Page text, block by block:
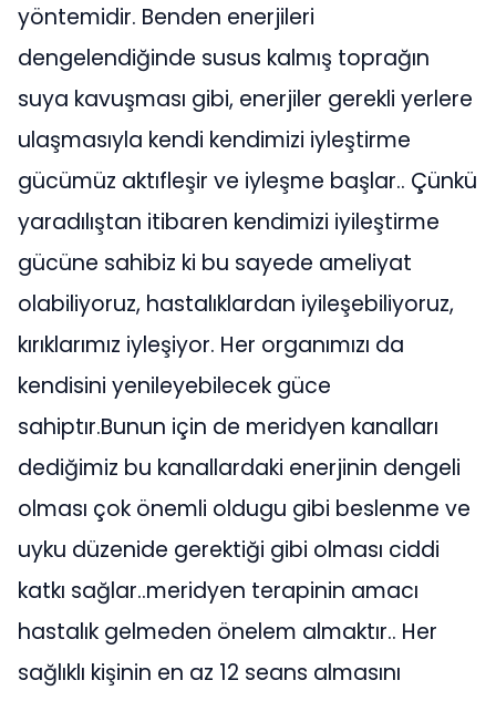
yöntemidir. Benden enerjileri
dengelendiğinde susus kalmış toprağın
suya kavuşması gibi, enerjiler gerekli yerlere
ulaşmasıyla kendi kendimizi iyleştirme
gücümüz aktıfleşir ve iyleşme başlar.. Çünkü
yaradılıştan itibaren kendimizi iyileştirme
gücüne sahibiz ki bu sayede ameliyat
olabiliyoruz, hastalıklardan iyileşebiliyoruz,
kırıklarımız iyleşiyor. Her organımızı da
kendisini yenileyebilecek güce
sahiptır.Bunun için de meridyen kanalları
dediğimiz bu kanallardaki enerjinin dengeli
olması çok önemli oldugu gibi beslenme ve
uyku düzenide gerektiği gibi olması ciddi
katkı sağlar..meridyen terapinin amacı
hastalık gelmeden önelem almaktır.. Her
sağlıklı kişinin en az 12 seans almasını